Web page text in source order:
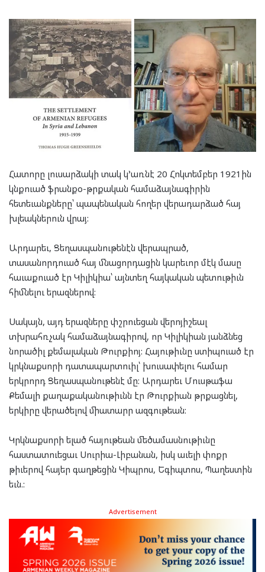
Հատորը լուսարձակի տակ կ’առնէ 20 Հոկտեմբեր 1921ին
կնքուած ֆրանքօ-թրքական համաձայնագիրին
հետեւանքները՝ պապենական հողեր վերադարձած հայ
խլեակներուն վրայ:
Արդարեւ, Ցեղասպանութենէն վերապրած,
տասանորդուած հայ մնացորդացին կարեւոր մէկ մասը
հաւաքուած էր Կիլիկիա՝ այնտեղ հայկական պետութիւն
հիմնելու երազներով:
Սակայն, այդ երազները փշրուեցան վերոյիշեալ
տխրահռչակ համաձայնագիրով, որ Կիլիկիան յանձնեց
նորածիլ քեմալական Թուրքիոյ: Հայութիւնը ստիպուած էր
կրկնաքսորի դատապարտուիլ՝ խուսափելու համար
երկրորդ Ցեղասպանութենէ մը: Արդարեւ Մուսթաֆա
Քեմալի քաղաքականութիւնն էր Թուրքիան թրքացնել,
երկիրը վերածելով միատարր ազգութեան:
Կրկնաքսորի ելած հայութեան մեծամասնութիւնը
հաստատուեցաւ Սուրիա-Լիբանան, իսկ աւելի փոքր
թիւերով հայեր գաղթեցին Կիպրոս, Եգիպտոս, Պաղեստին
եւն.:
Advertisement